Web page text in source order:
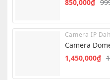
Giá
là:
999,000₫.
850,000₫
Giá
tại
là:
Camera IP
Camera
HDW1439V-
Giá
1,450,000₫
Giá